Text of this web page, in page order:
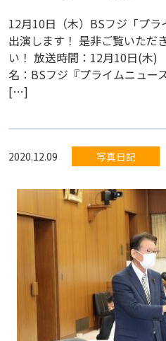
12月10日（木）BSフジ「プラ
出演します！ 是非ご覧いただ
い！ 放送時間：12月10日(木
名：BSフジ『プライムニュ
[…]
2020.12.09 写真日記